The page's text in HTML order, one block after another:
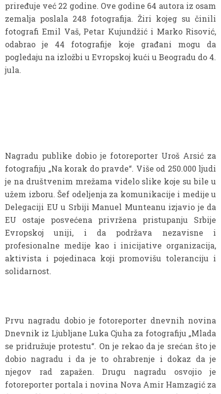
priređuje već 22 godine. Ove godine 64 autora iz osam
zemalja poslala 248 fotografija. Žiri kojeg su činili
fotografi Emil Vaš, Petar Kujundžić i Marko Risović,
odabrao je 44 fotografije koje građani mogu da
pogledaju na izložbi u Evropskoj kući u Beogradu do 4.
jula.
Nagradu publike dobio je fotoreporter Uroš Arsić za
fotografiju „Na korak do pravde“. Više od 250.000 ljudi
je na društvenim mrežama videlo slike koje su bile u
užem izboru. Šef odeljenja za komunikacije i medije u
Delegaciji EU u Srbiji Manuel Munteanu izjavio je da
EU ostaje posvećena privržena pristupanju Srbije
Evropskoj uniji, i da podržava nezavisne i
profesionalne medije kao i inicijative organizacija,
aktivista i pojedinaca koji promovišu toleranciju i
solidarnost.
Prvu nagradu dobio je fotoreporter dnevnih novina
Dnevnik iz Ljubljane Luka Cjuha za fotografiju „Mlada
se pridružuje protestu“. On je rekao da je srećan što je
dobio nagradu i da je to ohrabrenje i dokaz da je
njegov rad zapažen. Drugu nagradu osvojio je
fotoreporter portala i novina Nova Amir Hamzagić za